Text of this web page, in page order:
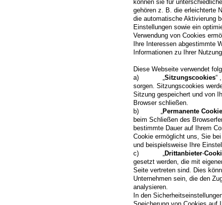
können sie für
gehören z. B. die erleichterte
die automatische Aktivierung
Einstellungen sowie ein
Verwendung von Cookies
Ihre Interessen abgestimmte
Informationen zu Ihrer
Diese Webseite verwendet
a) „Sitzungscookies“
sorgen. Sitzungscookies
Sitzung gespeichert und von
Browser schließen.
b) „Permanente
beim Schließen des
bestimmte Dauer auf Ihrem
Cookie ermöglicht uns, Sie
und beispielsweise Ihre
c) „Drittanbieter-
gesetzt werden, die mit
Seite vertreten sind. Dies
Unternehmen sein, die den
analysieren.
In den